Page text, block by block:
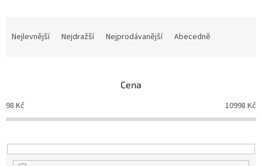
p
r
o
u
Nejlevnější Nejdražší Nejprodávanější Abecedně
Cena
98 Kč 10998 Kč